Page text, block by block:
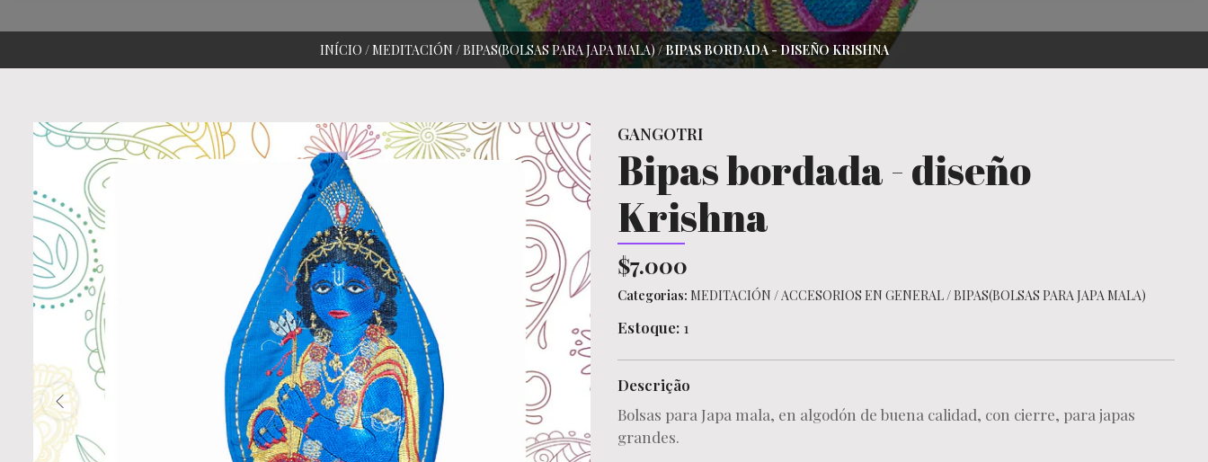
INÍCIO /MEDITACIÓN /BIPAS(BOLSAS PARA JAPA MALA)/BIPAS BORDADA - DISEÑO KRISHNA
GANGOTRI
Bipas bordada - diseño
Krishna
$7.000
Categorias: MEDITACIÓN /ACCESORIOS EN GENERAL/BIPAS(BOLSAS PARA JAPA MALA)
Estoque: 1
Descrição
Bolsas para Japa mala, en algodón de buena calidad, con cierre, para japas
grandes.